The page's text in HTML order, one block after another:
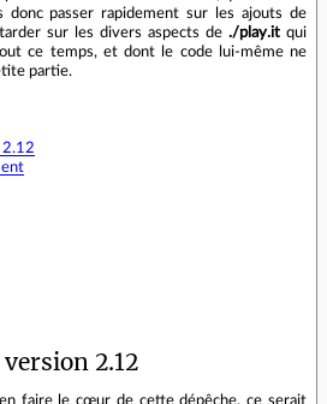
donc passer rapidement sur les ajouts de
sur les divers aspects de ./play.it qui
ce temps, et dont le code lui‑même ne
partie.
2.12
2.12
en faire le cœur de cette dépêche, ce serait